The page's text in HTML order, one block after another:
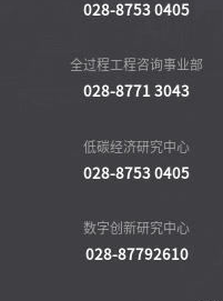
028-8753 0405
全过程工程咨询事业部
028-8771 3043
低碳经济研究中心
028-8753 0405
数字创新研究中心
028-87792610